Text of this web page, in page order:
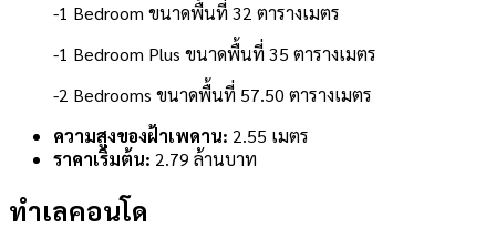
-1 Bedroom ขนาดพื้นที่ 32 ตารางเมตร
-1 Bedroom Plus ขนาดพื้นที่ 35 ตารางเมตร
-2 Bedrooms ขนาดพื้นที่ 57.50 ตารางเมตร
ความสูงของฝ้าเพดาน: 2.55 เมตร
ราคาเริ่มต้น: 2.79 ล้านบาท
ทำเลคอนโด